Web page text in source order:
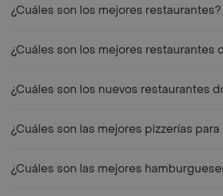
¿Cuáles son los mejores restaurantes?
¿Cuáles son los mejores restaurantes
¿Cuáles son los nuevos restaurantes
¿Cuáles son las mejores pizzerías
¿Cuáles son las mejores